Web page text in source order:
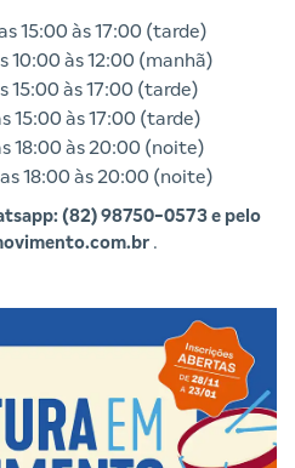
15:00 às 17:00 (tarde)
10:00 às 12:00 (manhã)
15:00 às 17:00 (tarde)
15:00 às 17:00 (tarde)
18:00 às 20:00 (noite)
18:00 às 20:00 (noite)
(82) 98750-0573 e pelo
.